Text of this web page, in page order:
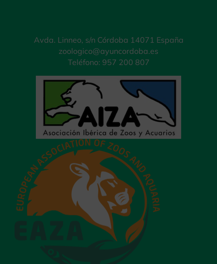
Avda. Linneo, s/n Córdoba 14071 España
zoologico@ayuncordoba.es
Teléfono: 957 200 807